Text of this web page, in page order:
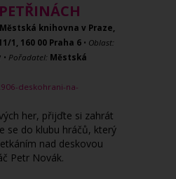
Městská knihovna v Praze,
1, 160 00 Praha 6 • Oblast:
• Pořadatel: Městská
deskohrani-na-
her, přijďte si zahrát
se do klubu hráčů, který
nad deskovou
Petr Novák.